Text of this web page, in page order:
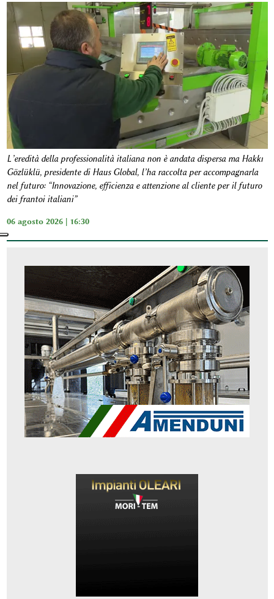
L’eredità della professionalità italiana non è andata dispersa ma Hakkı
Gözlüklü, presidente di Haus Global, l’ha raccolta per accompagnarla
nel futuro: “Innovazione, efficienza e attenzione al cliente per il futuro
dei frantoi italiani”
06 agosto 2026 | 16:30